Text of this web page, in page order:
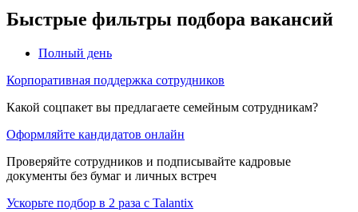
Быстрые фильтры подбора вакансий
Полный день
Корпоративная поддержка сотрудников
Какой соцпакет вы предлагаете семейным сотрудникам?
Оформляйте кандидатов онлайн
Проверяйте сотрудников и подписывайте кадровые
документы без бумаг и личных встреч
Ускорьте подбор в 2 раза с Talantix